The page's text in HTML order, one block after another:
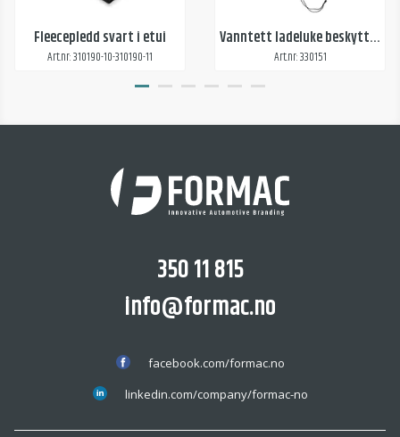
Fleecepledd svart i etui
Art.nr: 310190-10-310190-11
Vanntett ladeluke beskyttelse til elbil
Art.nr: 330151
350 11 815
info@formac.no
facebook.com/formac.no
linkedin.com/company/formac-no